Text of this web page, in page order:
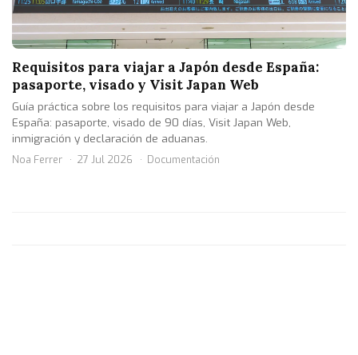
Requisitos para viajar a Japón desde España:
pasaporte, visado y Visit Japan Web
Guía práctica sobre los requisitos para viajar a Japón desde
España: pasaporte, visado de 90 días, Visit Japan Web,
inmigración y declaración de aduanas.
Noa Ferrer 27 Jul 2026 Documentación